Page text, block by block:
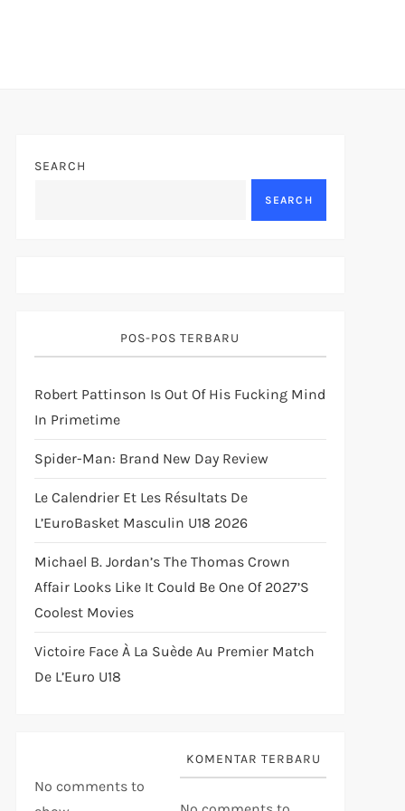
SEARCH
SEARCH
POS-POS TERBARU
Robert Pattinson Is Out Of His Fucking Mind
In Primetime
Spider-Man: Brand New Day Review
Le Calendrier Et Les Résultats De
L’EuroBasket Masculin U18 2026
Michael B. Jordan’s The Thomas Crown
Affair Looks Like It Could Be One Of 2027’s
Coolest Movies
Victoire Face À La Suède Au Premier Match
De L’Euro U18
No comments to
KOMENTAR TERBARU